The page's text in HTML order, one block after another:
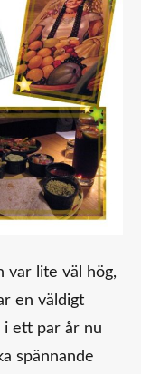
var lite väl hög,
en väldigt
i ett par år nu
spännande